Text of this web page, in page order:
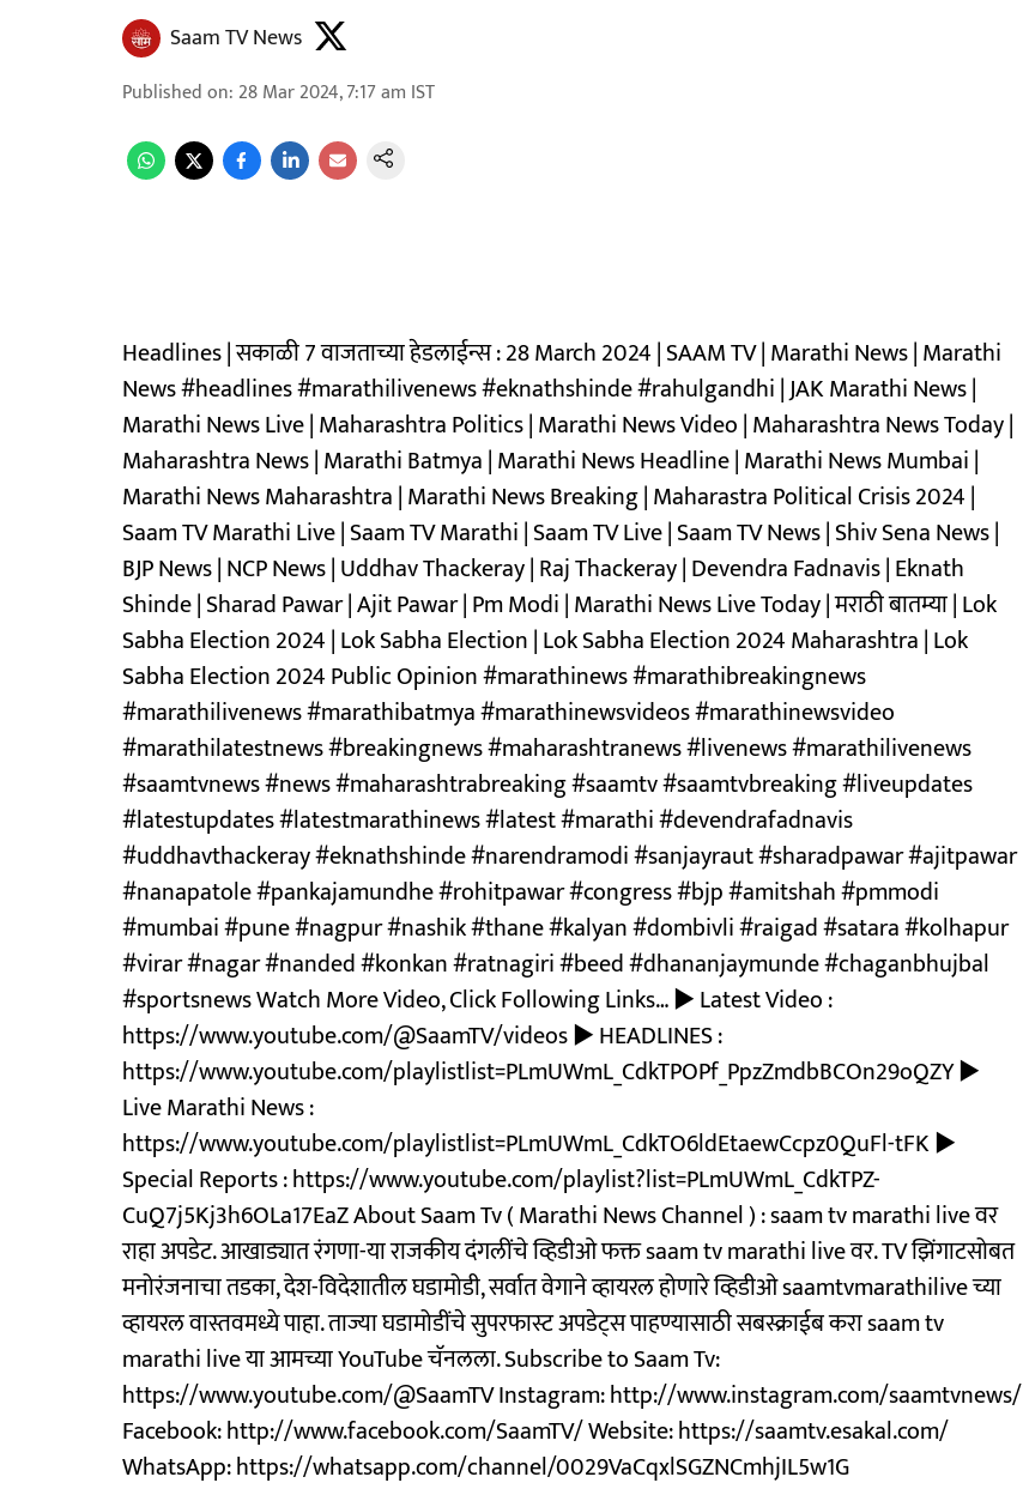
Saam TV News
Published on: 28 Mar 2024, 7:17 am IST
Headlines | सकाळी 7 वाजताच्या हेडलाईन्स : 28 March 2024 | SAAM TV | Marathi News | Marathi
News #headlines #marathilivenews #eknathshinde #rahulgandhi | JAK Marathi News |
Marathi News Live | Maharashtra Politics | Marathi News Video | Maharashtra News Today |
Maharashtra News | Marathi Batmya | Marathi News Headline | Marathi News Mumbai |
Marathi News Maharashtra | Marathi News Breaking | Maharastra Political Crisis 2024 |
Saam TV Marathi Live | Saam TV Marathi | Saam TV Live | Saam TV News | Shiv Sena News |
BJP News | NCP News | Uddhav Thackeray | Raj Thackeray | Devendra Fadnavis | Eknath
Shinde | Sharad Pawar | Ajit Pawar | Pm Modi | Marathi News Live Today | मराठी बातम्या | Lok
Sabha Election 2024 | Lok Sabha Election | Lok Sabha Election 2024 Maharashtra | Lok
Sabha Election 2024 Public Opinion #marathinews #marathibreakingnews
#marathilivenews #marathibatmya #marathinewsvideos #marathinewsvideo
#marathilatestnews #breakingnews #maharashtranews #livenews #marathilivenews
#saamtvnews #news #maharashtrabreaking #saamtv #saamtvbreaking #liveupdates
#latestupdates #latestmarathinews #latest #marathi #devendrafadnavis
#uddhavthackeray #eknathshinde #narendramodi #sanjayraut #sharadpawar #ajitpawar
#nanapatole #pankajamundhe #rohitpawar #congress #bjp #amitshah #pmmodi
#mumbai #pune #nagpur #nashik #thane #kalyan #dombivli #raigad #satara #kolhapur
#virar #nagar #nanded #konkan #ratnagiri #beed #dhananjaymunde #chaganbhujbal
#sportsnews Watch More Video, Click Following Links… ► Latest Video :
https://www.youtube.com/@SaamTV/videos ► HEADLINES :
https://www.youtube.com/playlistlist=PLmUWmL_CdkTPOPf_PpzZmdbBCOn29oQZY ►
Live Marathi News :
https://www.youtube.com/playlistlist=PLmUWmL_CdkTO6ldEtaewCcpz0QuFl-tFK ►
Special Reports : https://www.youtube.com/playlist?list=PLmUWmL_CdkTPZ-
CuQ7j5Kj3h6OLa17EaZ About Saam Tv ( Marathi News Channel ) : saam tv marathi live वर
राहा अपडेट. आखाड्यात रंगणा-या राजकीय दंगलींचे व्हिडीओ फक्त saam tv marathi live वर. TV झिंगाटसोबत
मनोरंजनाचा तडका, देश-विदेशातील घडामोडी, सर्वात वेगाने व्हायरल होणारे व्हिडीओ saamtvmarathilive च्या
व्हायरल वास्तवमध्ये पाहा. ताज्या घडामोडींचे सुपरफास्ट अपडेट्स पाहण्यासाठी सबस्क्राईब करा saam tv
marathi live या आमच्या YouTube चॅनलला. Subscribe to Saam Tv:
https://www.youtube.com/@SaamTV Instagram: http://www.instagram.com/saamtvnews/
Facebook: http://www.facebook.com/SaamTV/ Website: https://saamtv.esakal.com/
WhatsApp: https://whatsapp.com/channel/0029VaCqxlSGZNCmhjIL5w1G